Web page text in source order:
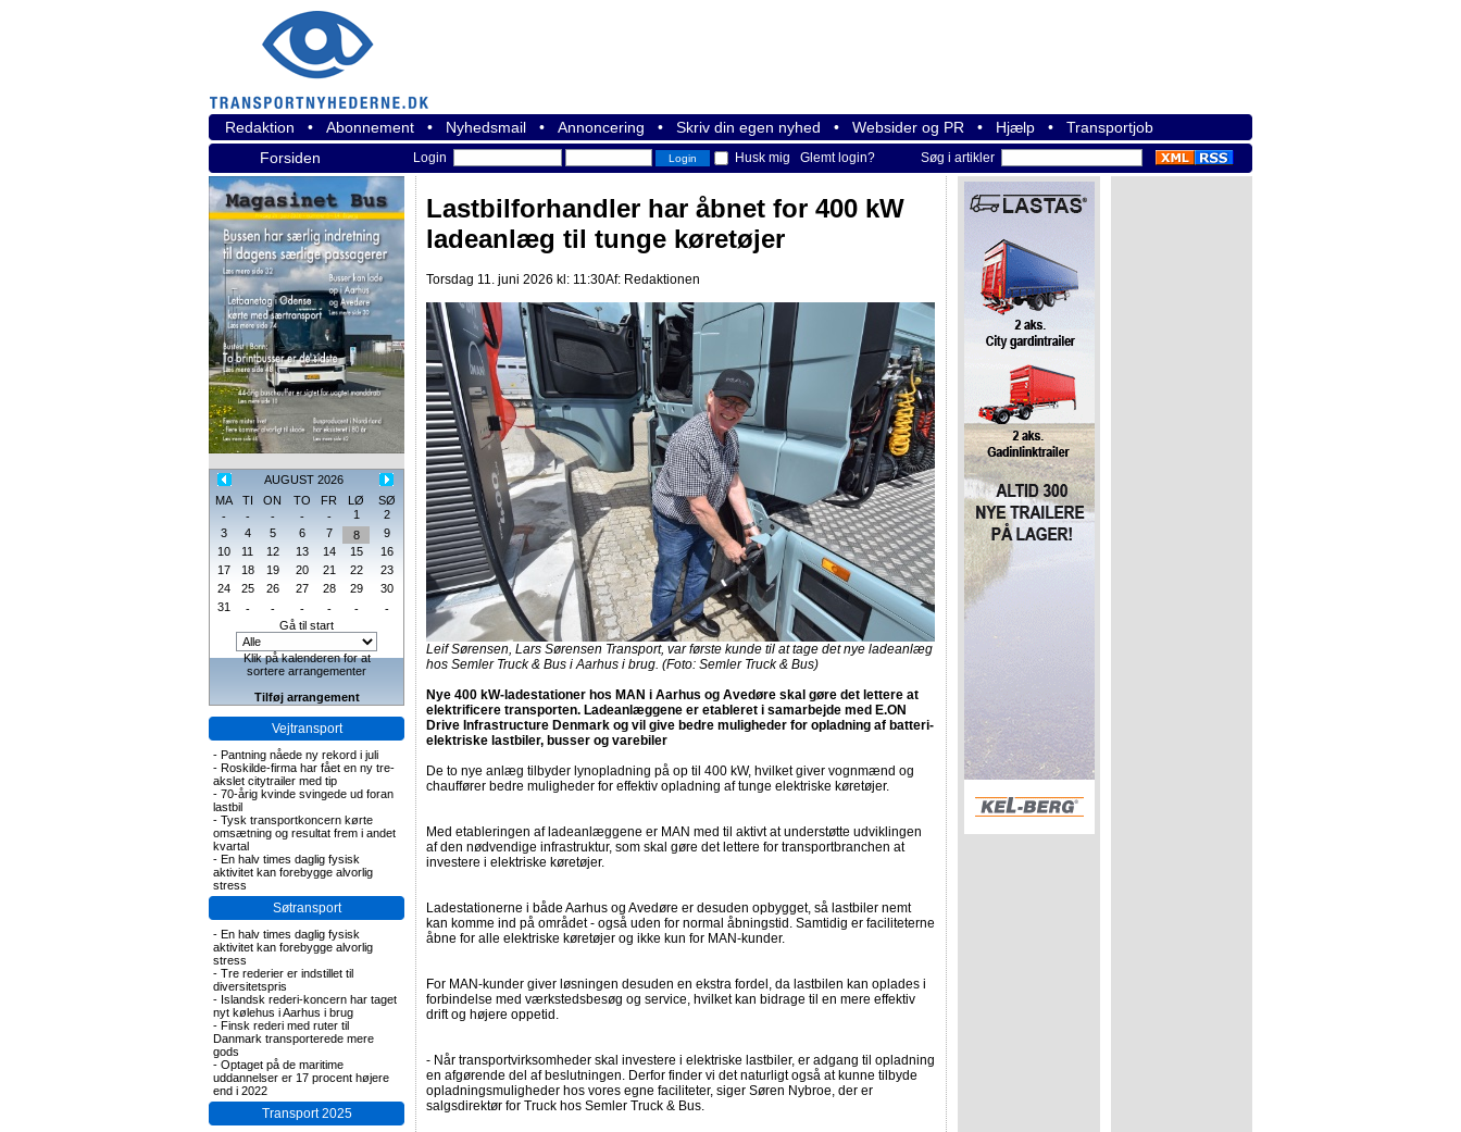
Redaktion • Abonnement • Nyhedsmail • Annoncering • Skriv din egen nyhed • Websider og PR • Hjælp • Transportjob
Forsiden
Login Husk mig Glemt login? Søg i artikler
AUGUST 2026
MA
TI ON TO FR LØ
SØ
-
- - - - 1
2
3
4 5 6 7 8
9
10
11 12 13 14 15
16
17
18 19 20 21 22
23
24
25 26 27 28 29
30
31
- - - - -
-
Gå til start
Klik på kalenderen for at
sortere arrangementer
Tilføj arrangement
Vejtransport
- Pantning nåede ny rekord i juli
- Roskilde-firma har fået en ny tre-
akslet citytrailer med tip
- 70-årig kvinde svingede ud foran
lastbil
- Tysk transportkoncern kørte
omsætning og resultat frem i andet
kvartal
- En halv times daglig fysisk
aktivitet kan forebygge alvorlig
stress
Søtransport
- En halv times daglig fysisk
aktivitet kan forebygge alvorlig
stress
- Tre rederier er indstillet til
diversitetspris
- Islandsk rederi-koncern har taget
nyt kølehus i Aarhus i brug
- Finsk rederi med ruter til
Danmark transporterede mere
gods
- Optaget på de maritime
uddannelser er 17 procent højere
end i 2022
Transport 2025
Lastbilforhandler har åbnet for 400 kW
ladeanlæg til tunge køretøjer
Torsdag 11. juni 2026 kl: 11:30Af: Redaktionen
Leif Sørensen, Lars Sørensen Transport, var første kunde til at tage det nye ladeanlæg
hos Semler Truck & Bus i Aarhus i brug. (Foto: Semler Truck & Bus)
Nye 400 kW-ladestationer hos MAN i Aarhus og Avedøre skal gøre det lettere at
elektrificere transporten. Ladeanlæggene er etableret i samarbejde med E.ON
Drive Infrastructure Denmark og vil give bedre muligheder for opladning af batteri-
elektriske lastbiler, busser og varebiler
De to nye anlæg tilbyder lynopladning på op til 400 kW, hvilket giver vognmænd og
chauffører bedre muligheder for effektiv opladning af tunge elektriske køretøjer.
Med etableringen af ladeanlæggene er MAN med til aktivt at understøtte udviklingen
af den nødvendige infrastruktur, som skal gøre det lettere for transportbranchen at
investere i elektriske køretøjer.
Ladestationerne i både Aarhus og Avedøre er desuden opbygget, så lastbiler nemt
kan komme ind på området - også uden for normal åbningstid. Samtidig er faciliteterne
åbne for alle elektriske køretøjer og ikke kun for MAN-kunder.
For MAN-kunder giver løsningen desuden en ekstra fordel, da lastbilen kan oplades i
forbindelse med værkstedsbesøg og service, hvilket kan bidrage til en mere effektiv
drift og højere oppetid.
- Når transportvirksomheder skal investere i elektriske lastbiler, er adgang til opladning
en afgørende del af beslutningen. Derfor finder vi det naturligt også at kunne tilbyde
opladningsmuligheder hos vores egne faciliteter, siger Søren Nybroe, der er
salgsdirektør for Truck hos Semler Truck & Bus.